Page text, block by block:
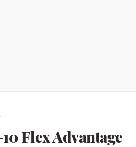
Flex Advantage